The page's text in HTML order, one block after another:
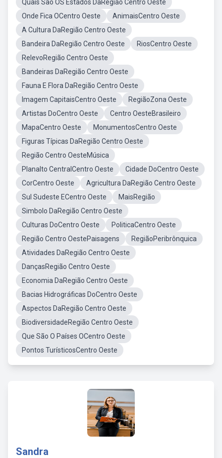
Quais São OS Estados DaRegião Centro Oeste
Onde Fica OCentro Oeste
AnimaisCentro Oeste
A Cultura DaRegião Centro Oeste
Bandeira DaRegião Centro Oeste
RiosCentro Oeste
RelevoRegião Centro Oeste
Bandeiras DaRegião Centro Oeste
Fauna E Flora DaRegião Centro Oeste
Imagem CapitaisCentro Oeste
RegiãoZona Oeste
Artistas DoCentro Oeste
Centro OesteBrasileiro
MapaCentro Oeste
MonumentosCentro Oeste
Figuras Típicas DaRegião Centro Oeste
Região Centro OesteMúsica
Planalto CentralCentro Oeste
Cidade DoCentro Oeste
CorCentro Oeste
Agricultura DaRegião Centro Oeste
Sul Sudeste ECentro Oeste
MaisRegião
Simbolo DaRegião Centro Oeste
Culturas DoCentro Oeste
PoliticaCentro Oeste
Região Centro OestePaisagens
RegiãoPeribrônquica
Atividades DaRegião Centro Oeste
DançasRegião Centro Oeste
Economia DaRegião Centro Oeste
Bacias Hidrográficas DoCentro Oeste
Aspectos DaRegião Centro Oeste
BiodiversidadeRegião Centro Oeste
Que São O Países OCentro Oeste
Pontos TurísticosCentro Oeste
Sandra